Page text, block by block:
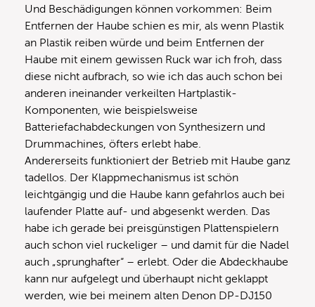
Und Beschädigungen können vorkommen: Beim
Entfernen der Haube schien es mir, als wenn Plastik
an Plastik reiben würde und beim Entfernen der
Haube mit einem gewissen Ruck war ich froh, dass
diese nicht aufbrach, so wie ich das auch schon bei
anderen ineinander verkeilten Hartplastik-
Komponenten, wie beispielsweise
Batteriefachabdeckungen von Synthesizern und
Drummachines, öfters erlebt habe.
Andererseits funktioniert der Betrieb mit Haube ganz
tadellos. Der Klappmechanismus ist schön
leichtgängig und die Haube kann gefahrlos auch bei
laufender Platte auf- und abgesenkt werden. Das
habe ich gerade bei preisgünstigen Plattenspielern
auch schon viel ruckeliger – und damit für die Nadel
auch „sprunghafter“ – erlebt. Oder die Abdeckhaube
kann nur aufgelegt und überhaupt nicht geklappt
werden, wie bei meinem alten Denon DP-DJ150